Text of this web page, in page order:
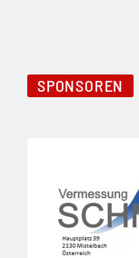
SPONSOREN